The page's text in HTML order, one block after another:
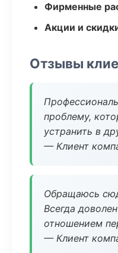
Фирменные
Акции и
Отзывы
проблему,
устранить в
— Клиент
Обращаюсь
Всегда
отношением
— Клиент